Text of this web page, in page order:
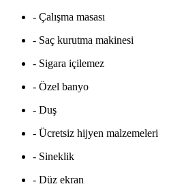
- Çalışma masası
- Saç kurutma makinesi
- Sigara içilemez
- Özel banyo
- Duş
- Ücretsiz hijyen malzemeleri
- Sineklik
- Düz ekran